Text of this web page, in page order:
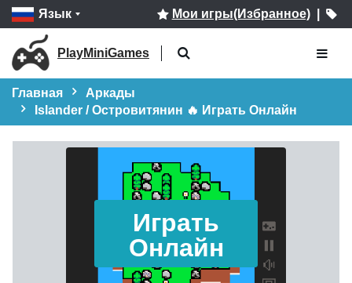
Язык Мои игры(Избранное)|
PlayMiniGames
Главная
Аркады
Islander / Островитянин 🔥 Играть Онлайн
Играть
Онлайн